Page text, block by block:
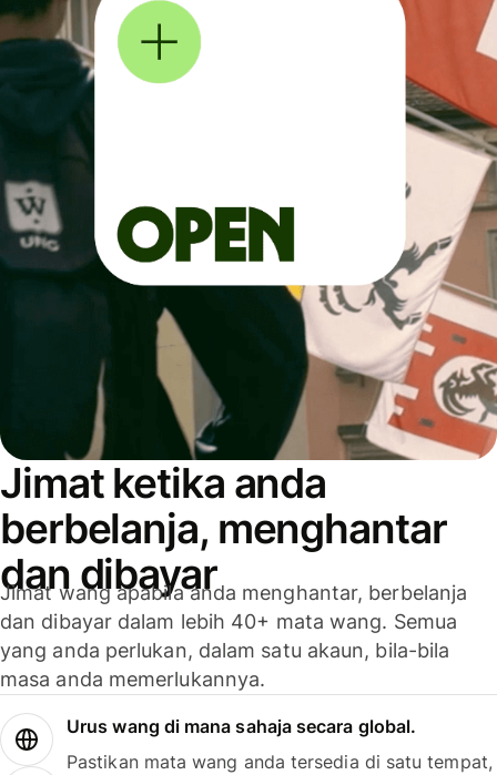
Jimat ketika anda
berbelanja, menghantar
dan dibayar
Jimat wang apabila anda menghantar, berbelanja
dan dibayar dalam lebih 40+ mata wang. Semua
yang anda perlukan, dalam satu akaun, bila-bila
masa anda memerlukannya.
Urus wang di mana sahaja secara global.
Pastikan mata wang anda tersedia di satu tempat,